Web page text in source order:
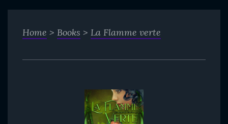
o
Home > Books > La Flamme verte